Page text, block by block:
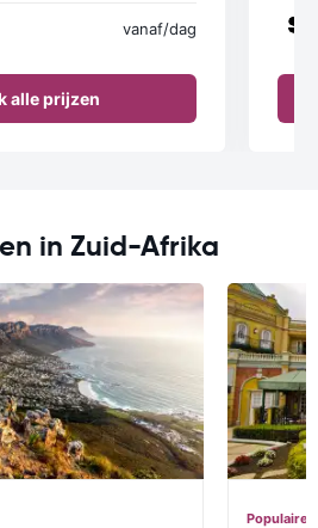
vanaf/dag
alle prijzen
in Zuid-Afrika
Populaire